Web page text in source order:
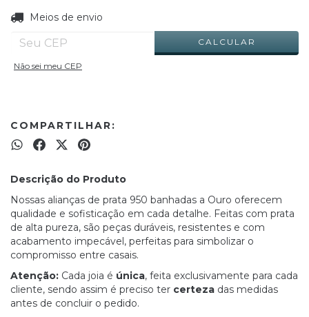
Entregas para o CEP:
Meios de envio
CALCULAR
Não sei meu CEP
COMPARTILHAR:
Descrição do Produto
Nossas alianças de prata 950 banhadas a Ouro oferecem
qualidade e sofisticação em cada detalhe. Feitas com prata
de alta pureza, são peças duráveis, resistentes e com
acabamento impecável, perfeitas para simbolizar o
compromisso entre casais.
Atenção: Cada joia é única, feita exclusivamente para cada
cliente, sendo assim é preciso ter certeza das medidas
antes de concluir o pedido.